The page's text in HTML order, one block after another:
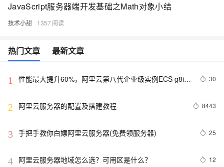
JavaScript服务器端开发基础之Math对象小结
技术小甜 1357
热门文章 最新文章
1
性能最大提升60%，阿里云第八代企业级实例ECS g8i正
30
2 阿里云服务器的配置及搭建教程 8443
3 手把手教你白嫖阿里云服务器(免费领服务器) 25
4 阿里云服务器地域怎么选？可用区是什么？ 12